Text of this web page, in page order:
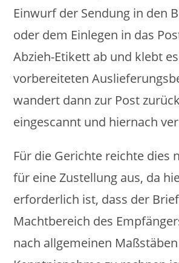
Einwurf der Sendung in den
oder dem Einlegen in das
Abzieh-Etikett ab und klebt
vorbereiteten
wandert dann zur Post
eingescannt und hiernach
Für die Gerichte reichte dies
für eine Zustellung aus, da
erforderlich ist, dass der
Machtbereich des
nach allgemeinen